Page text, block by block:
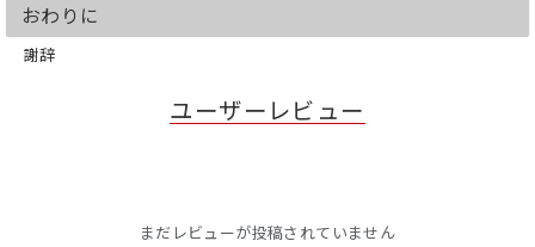
おわりに
謝辞
ユーザーレビュー
まだレビューが投稿されていません